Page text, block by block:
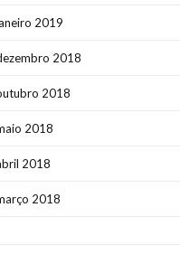
2019
2018
2018
2018
2018
2018